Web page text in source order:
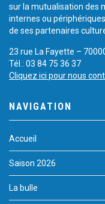
sur la mutualisation des
internes ou
de ses partenaires
23 rue La Fayette –
Tél.: 03 84 75 36 37
Cliquez ici pour nous
NAVIGATION
Accueil
Saison 2026
La bulle